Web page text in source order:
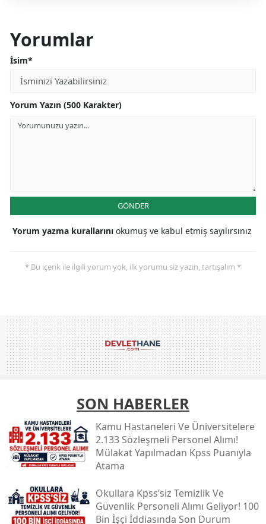
Yorumlar
İsim*
Yorum Yazın (500 Karakter)
GÖNDER
Yorum yazma kurallarını okumuş ve kabul etmiş sayılırsınız
* Bu içerik ile ilgili yorum yok, ilk yorumu siz yazın, tartışalım *
SON HABERLER
Kamu Hastaneleri Ve Üniversitelere
2.133 Sözleşmeli Personel Alımı!
Mülakat Yapılmadan Kpss Puanıyla
Atama
Okullara Kpss’siz Temizlik Ve
Güvenlik Personeli Alımı Geliyor! 100
Bin İşçi İddiasında Son Durum